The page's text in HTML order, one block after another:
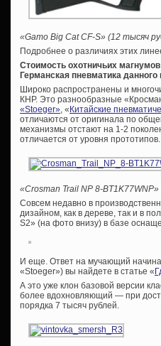
«Gamo Big Cat CF-S» (12 тысяч
Подробнее о различиях этих
Стоимость охотничьих
Германская пневматика
Широко распространены и
КНР. Это разнообразные
«Stoeger», « Китайские
отличаются от оригинала по
механизмы отстают на 1-2
отличается от уровня прототипов.
«Crosman Trail NP 8-
Совсем недавно в
дизайном, как в дереве, так и в
S2» (на фото внизу) в базе
И еще. Ответ на мучающий
«Stoeger») вы найдете в статье «
А это уже клон базовой версии
более вдохновляющий — при
порядка 7 тысяч рублей.